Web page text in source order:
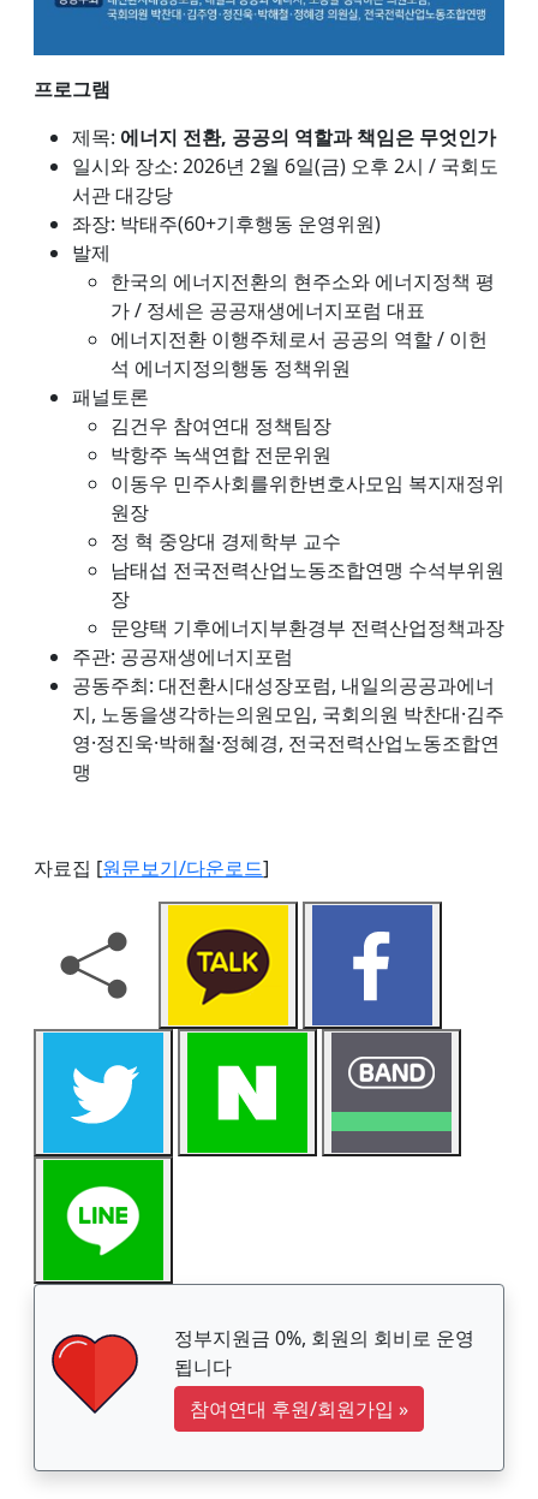
프로그램
제목: 에너지 전환, 공공의 역할과 책임은 무엇인가
일시와 장소: 2026년 2월 6일(금) 오후 2시 / 국회도
서관 대강당
좌장: 박태주(60+기후행동 운영위원)
발제
한국의 에너지전환의 현주소와 에너지정책 평
가 / 정세은 공공재생에너지포럼 대표
에너지전환 이행주체로서 공공의 역할 / 이헌
석 에너지정의행동 정책위원
패널토론
김건우 참여연대 정책팀장
박항주 녹색연합 전문위원
이동우 민주사회를위한변호사모임 복지재정위
원장
정 혁 중앙대 경제학부 교수
남태섭 전국전력산업노동조합연맹 수석부위원
장
문양택 기후에너지부환경부 전력산업정책과장
주관: 공공재생에너지포럼
공동주최: 대전환시대성장포럼, 내일의공공과에너
지, 노동을생각하는의원모임, 국회의원 박찬대·김주
영·정진욱·박해철·정혜경, 전국전력산업노동조합연
맹
자료집 [원문보기/다운로드]
정부지원금 0%, 회원의 회비로 운영
됩니다
참여연대 후원/회원가입 »